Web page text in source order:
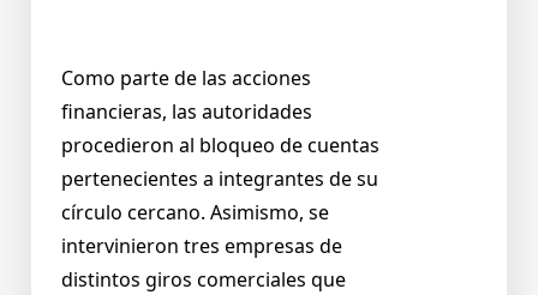
Como parte de las acciones
financieras, las autoridades
procedieron al bloqueo de cuentas
pertenecientes a integrantes de su
círculo cercano. Asimismo, se
intervinieron tres empresas de
distintos giros comerciales que